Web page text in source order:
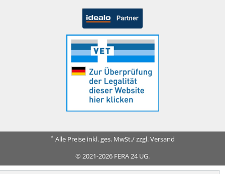
* Alle Preise inkl. ges. MwSt./ zzgl. Versand
© 2021-2026 FERA 24 UG.